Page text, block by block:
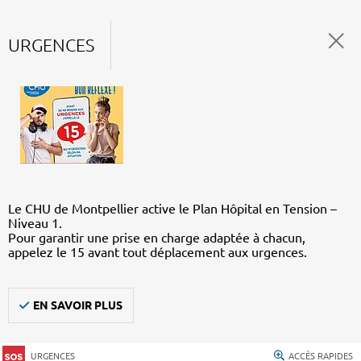
URGENCES
Le CHU de Montpellier active le Plan Hôpital en Tension –
Niveau 1.
Pour garantir une prise en charge adaptée à chacun,
appelez le 15 avant tout déplacement aux urgences.
EN SAVOIR PLUS
URGENCES ACCÈS RAPIDES